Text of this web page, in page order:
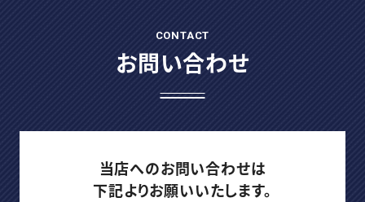
CONTACT
お問い合わせ
当店へのお問い合わせは
下記よりお願いいたします。